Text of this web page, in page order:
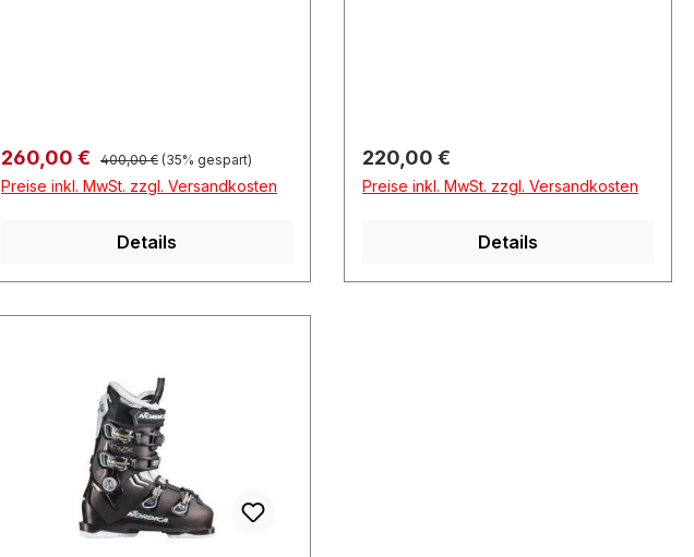
Verkaufspreis:
260,00 € Regulärer Preis:
400,00 € (35% gespart)
Preise inkl. MwSt. zzgl. Versandkosten
Details
Regulärer Preis:
220,00 €
Preise inkl. MwSt. zzgl. Versandkosten
Details